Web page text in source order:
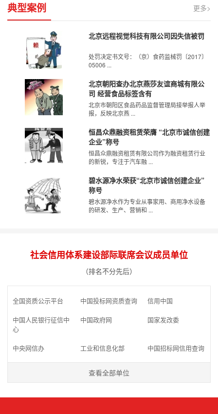
典型案例 更多>
北京远程视觉科技有限公司因失信被罚
处罚决定书文号：（京）食药监械罚〔2017〕
05006 ...
北京朝阳查办北京燕莎友谊商城有限公
司 经营食品标签含有
北京市朝阳区食品药品监督管理局接举报人举
报，反映北京燕 ...
恒昌众鼎融资租赁荣膺 “北京市诚信创建
企业”称号
恒昌众鼎融资租赁有限公司作为融资租赁行业
的新锐，专注于汽车融 ...
碧水源净水荣获“北京市诚信创建企业”
称号
碧水源净水作为专业从事家用、商用净水设备
的研发、生产、营销和 ...
社会信用体系建设部际联席会议成员单位
（排名不分先后）
全国资质公示平台 中国投标网资质查询 信用中国
中国人民银行征信中
心
中国政府网 国家发改委
中央网信办 工业和信息化部 中国招标网信用查询
查看全部单位